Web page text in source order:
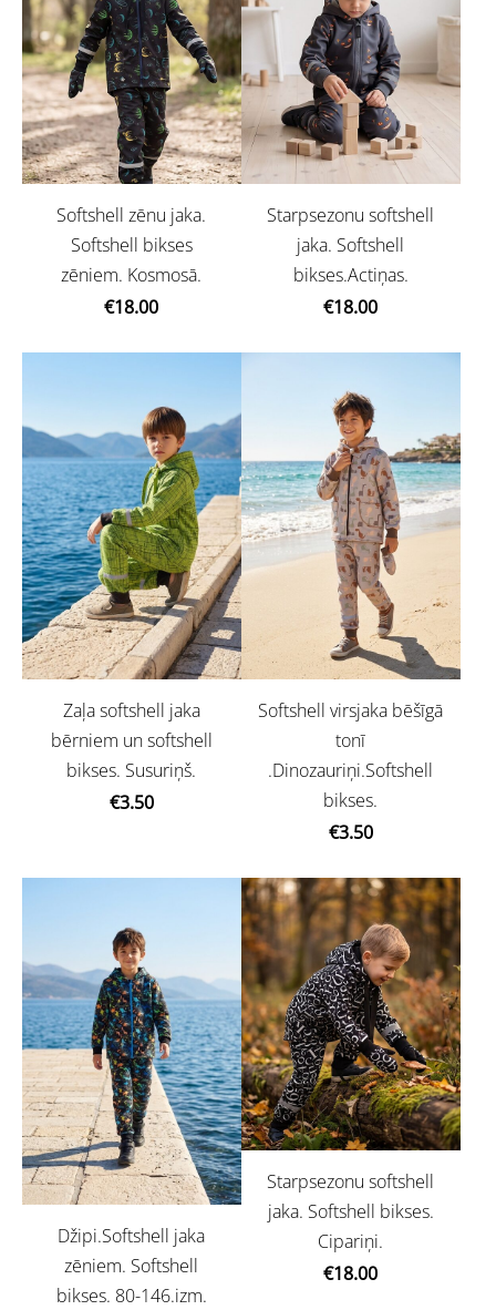
Softshell zēnu jaka.
Softshell bikses
zēniem. Kosmosā.
€18.00
Starpsezonu softshell
jaka. Softshell
bikses.Actiņas.
€18.00
Zaļa softshell jaka
bērniem un softshell
bikses. Susuriņš.
€3.50
Softshell virsjaka bēšīgā
tonī
.Dinozauriņi.Softshell
bikses.
€3.50
Džipi.Softshell jaka
zēniem. Softshell
bikses. 80-146.izm.
Starpsezonu softshell
jaka. Softshell bikses.
Cipariņi.
€18.00